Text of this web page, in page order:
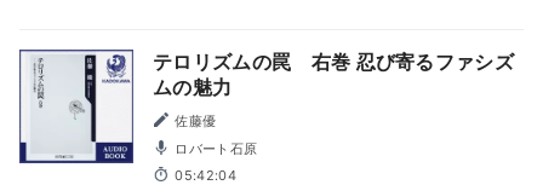
テロリズムの罠 右巻 忍び寄るファシズ
ムの魅力
佐藤優
ロバート石原
05:42:04